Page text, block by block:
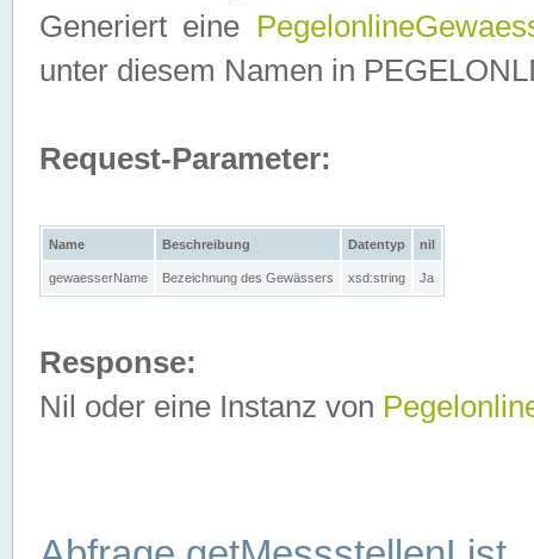
Generiert eine
unter diesem Namen in
Request-Parameter:
Name Beschreibung Datentyp nil
gewaesserName Bezeichnung des Gewässers xsd:string Ja
Response:
Nil oder eine Instanz von